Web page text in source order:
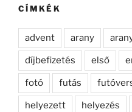
CÍMKÉK
advent arany
díjbefizetés első
fotó futás
helyezett helyezés